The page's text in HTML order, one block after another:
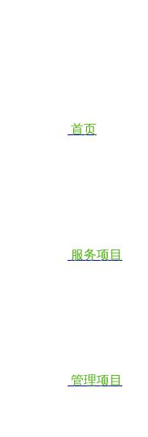
首页
服务项目
管理项目